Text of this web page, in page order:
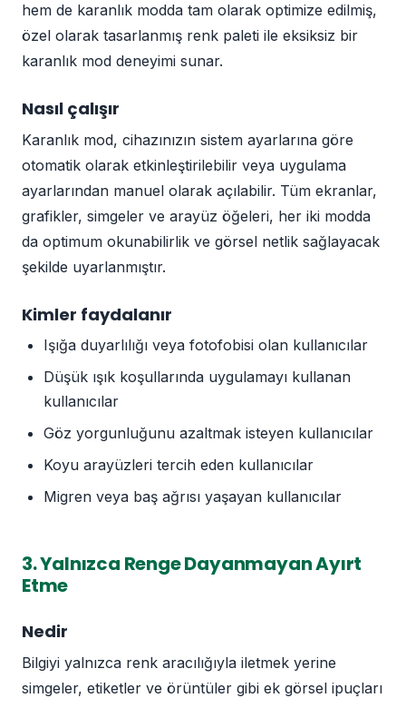
hem de karanlık modda tam olarak optimize edilmiş,
özel olarak tasarlanmış renk paleti ile eksiksiz bir
karanlık mod deneyimi sunar.
Nasıl çalışır
Karanlık mod, cihazınızın sistem ayarlarına göre
otomatik olarak etkinleştirilebilir veya uygulama
ayarlarından manuel olarak açılabilir. Tüm ekranlar,
grafikler, simgeler ve arayüz öğeleri, her iki modda
da optimum okunabilirlik ve görsel netlik sağlayacak
şekilde uyarlanmıştır.
Kimler faydalanır
Işığa duyarlılığı veya fotofobisi olan kullanıcılar
Düşük ışık koşullarında uygulamayı kullanan
kullanıcılar
Göz yorgunluğunu azaltmak isteyen kullanıcılar
Koyu arayüzleri tercih eden kullanıcılar
Migren veya baş ağrısı yaşayan kullanıcılar
3. Yalnızca Renge Dayanmayan Ayırt
Etme
Nedir
Bilgiyi yalnızca renk aracılığıyla iletmek yerine
simgeler, etiketler ve örüntüler gibi ek görsel ipuçları